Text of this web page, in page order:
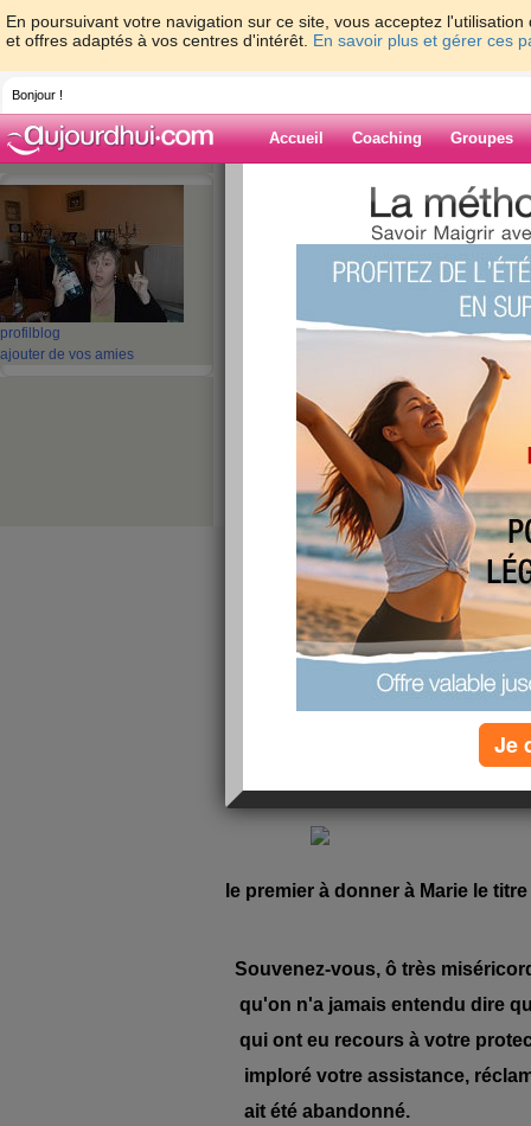
En poursuivant votre navigation sur ce site, vous acceptez
et offres adaptés à vos centres d'intérêt. En savoir plus et gérer ces
Bonjour !
Accueil Coaching Groupes
profil blog
ajouter de vos amies
>
>
Blog de
BONSOIR MES
PRIERE DU SOIR
publié le 28/04/2008 à 22:11
Un prière composée d'après les
le premier à donner à Marie le
Souvenez-vous, ô très
qu'on n'a jamais entendu dire
qui ont eu recours à votre
imploré votre assistance,
ait été abandonné.
Je